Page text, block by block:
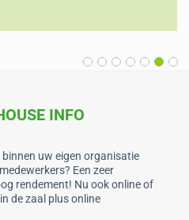
INFO
uw eigen organisatie
Een zeer
rendement! Nu ook online of
de zaal plus online